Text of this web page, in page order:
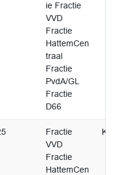
ie Fractie
VVD
Fractie
HattemCen
traal
Fractie
PvdA/GL
Fractie
D66
Fractie
VVD
Fractie
HattemCen
K.